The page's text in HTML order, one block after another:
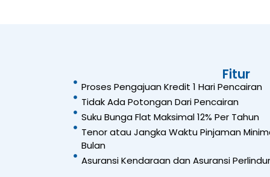
Fitur
Proses Pengajuan Kredit 1 Hari Pencairan
Tidak Ada Potongan Dari Pencairan
Suku Bunga Flat Maksimal 12% Per Tahun
Tenor atau Jangka Waktu Pinjaman
Bulan
Asuransi Kendaraan dan Asuransi